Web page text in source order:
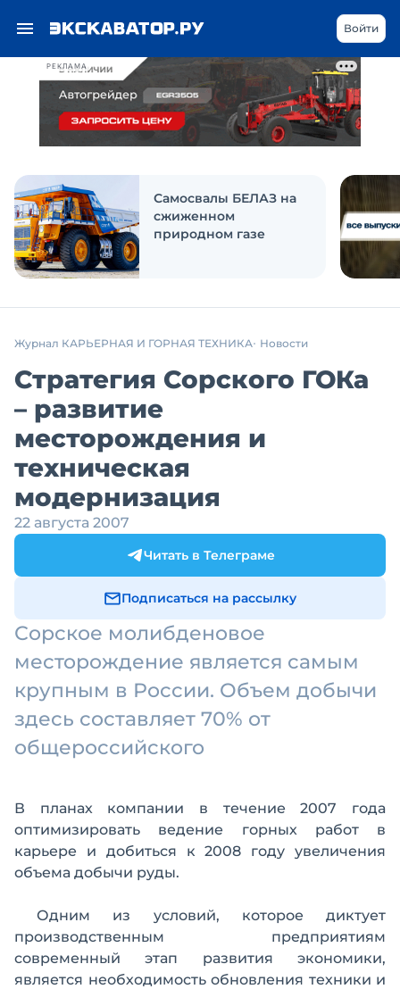
РЕКЛАМА
Войти
Самосвалы БЕЛАЗ на
сжиженном
природном газе
Журнал КАРЬЕРНАЯ И ГОРНАЯ ТЕХНИКА Новости
Стратегия Сорского ГОКа
– развитие
месторождения и
техническая
модернизация
22 августа 2007
Читать в Телеграме
Подписаться на рассылку
Сорское молибденовое
месторождение является самым
крупным в России. Объем добычи
здесь составляет 70% от
общероссийского
В планах компании в течение 2007 года
оптимизировать ведение горных работ в
карьере и добиться к 2008 году увеличения
объема добычи руды.
Одним из условий, которое диктует
производственным предприятиям
современный этап развития экономики,
является необходимость обновления техники и